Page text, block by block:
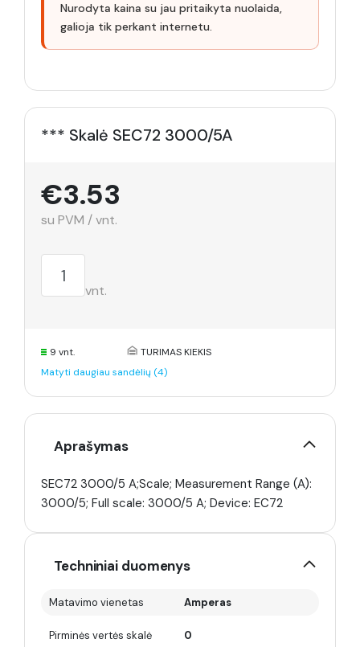
Nurodyta kaina su jau pritaikyta nuolaida,
galioja tik perkant internetu.
*** Skalė SEC72 3000/5A
€3.53
su PVM / vnt.
vnt.
9 vnt.
TURIMAS KIEKIS
Matyti daugiau sandėlių (4)
Aprašymas
SEC72 3000/5 A;Scale; Measurement Range (A):
3000/5; Full scale: 3000/5 A; Device: EC72
Techniniai duomenys
Matavimo vienetas Amperas
Pirminės vertės skalė 0